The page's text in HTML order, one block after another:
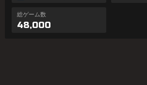
総ゲーム数
48,000